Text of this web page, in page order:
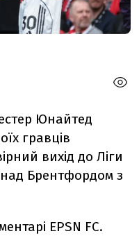
Юнайтед
гравців
вихід до Ліги
над Брентфордом з
EPSN FC.